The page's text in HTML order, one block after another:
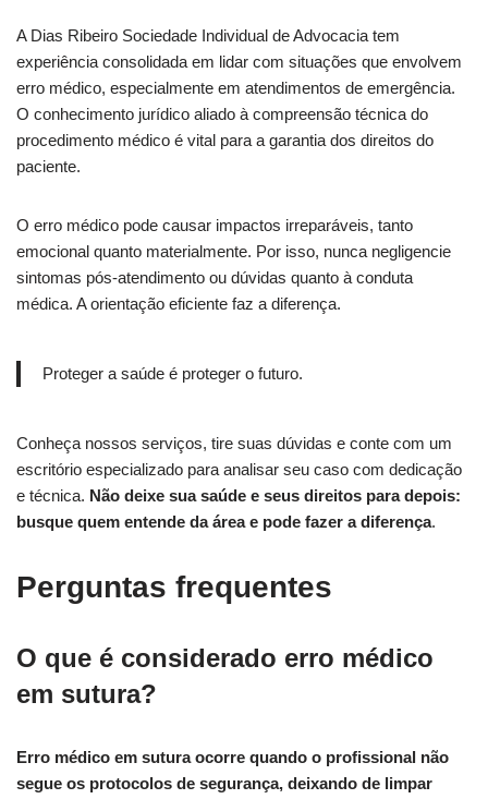
A Dias Ribeiro Sociedade Individual de Advocacia tem
experiência consolidada em lidar com situações que envolvem
erro médico, especialmente em atendimentos de emergência.
O conhecimento jurídico aliado à compreensão técnica do
procedimento médico é vital para a garantia dos direitos do
paciente.
O erro médico pode causar impactos irreparáveis, tanto
emocional quanto materialmente. Por isso, nunca negligencie
sintomas pós-atendimento ou dúvidas quanto à conduta
médica. A orientação eficiente faz a diferença.
Proteger a saúde é proteger o futuro.
Conheça nossos serviços, tire suas dúvidas e conte com um
escritório especializado para analisar seu caso com dedicação
e técnica. Não deixe sua saúde e seus direitos para depois:
busque quem entende da área e pode fazer a diferença.
Perguntas frequentes
O que é considerado erro médico
em sutura?
Erro médico em sutura ocorre quando o profissional não
segue os protocolos de segurança, deixando de limpar